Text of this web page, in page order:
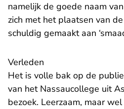
namelijk de goede naam
zich met het plaatsen van
schuldig gemaakt aan
Verleden
Het is volle bak op de
van het Nassaucollege uit
bezoek. Leerzaam, maar